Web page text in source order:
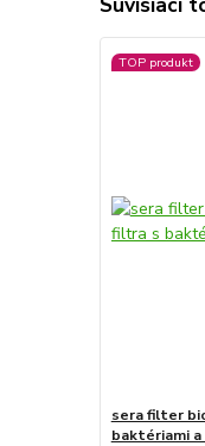
TOP produkt
sera filter
baktériami a